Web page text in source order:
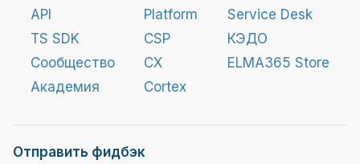
API
TS SDK
Сообщество
Академия
Platform
CSP
CX
Cortex
Service Desk
КЭДО
ELMA365 Store
Отправить фидбэк